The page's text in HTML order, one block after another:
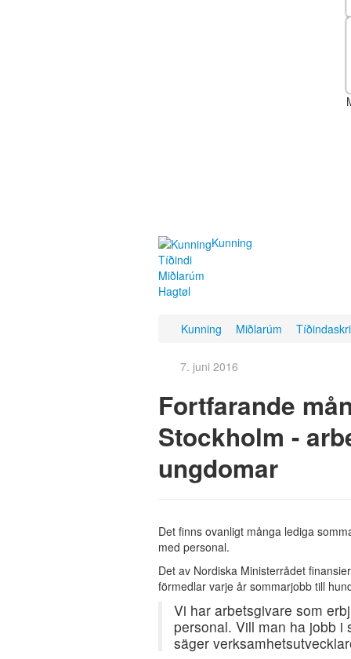
Kunning
Tíðindi
Miðlarúm
Hagtøl
Kunning Miðlarúm
7. juni 2016
Fortfarande
Stockholm -
ungdomar
Det finns ovanligt många lediga
med personal.
Det av Nordiska Ministerrådet
förmedlar varje år sommarjobb till
Vi har arbetsgivare som
personal. Vill man ha jobb
säger